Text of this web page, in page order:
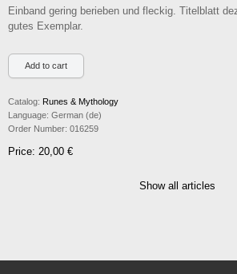
Einband gering berieben und fleckig. Titelblatt
gutes Exemplar.
Catalog: Runes & Mythology
Language: German (de)
Order Number: 016259
Price: 20,00 €
Show all articles